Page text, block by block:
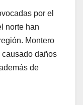
por el
norte han
Montero
daños
de